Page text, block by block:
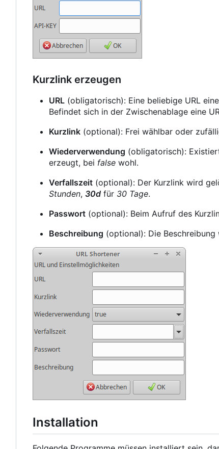
Kurzlink erzeugen
URL (obligatorisch): Eine beliebige URL
Befindet sich in der Zwischenablage eine
Kurzlink (optional): Frei wählbar oder
Wiederverwendung (obligatorisch):
erzeugt, bei false wohl.
Verfallszeit (optional): Der Kurzlink wird
Stunden, 30d für 30 Tage.
Passwort (optional): Beim Aufruf des
Beschreibung (optional): Die
Installation